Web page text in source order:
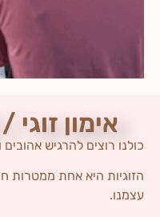
אימון
כולנו רוצים להרגיש
הזוגיות היא אחת ממטרות
עצמנו.